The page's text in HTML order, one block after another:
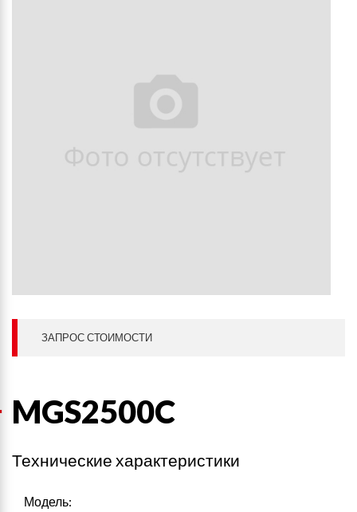
ЗАПРОС СТОИМОСТИ
MGS2500C
Технические характеристики
Модель: